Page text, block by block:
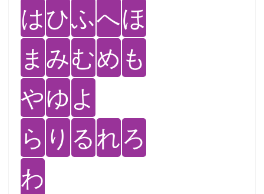
はひふへほ
ま みむめ も
やゆ よ
ら り るれろ
わ